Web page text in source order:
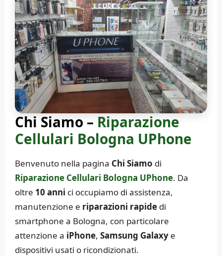
Chi Siamo – Riparazione
Cellulari Bologna UPhone
Benvenuto nella pagina Chi Siamo di
Riparazione Cellulari Bologna UPhone. Da
oltre 10 anni ci occupiamo di assistenza,
manutenzione e riparazioni rapide di
smartphone a Bologna, con particolare
attenzione a iPhone, Samsung Galaxy e
dispositivi usati o ricondizionati.